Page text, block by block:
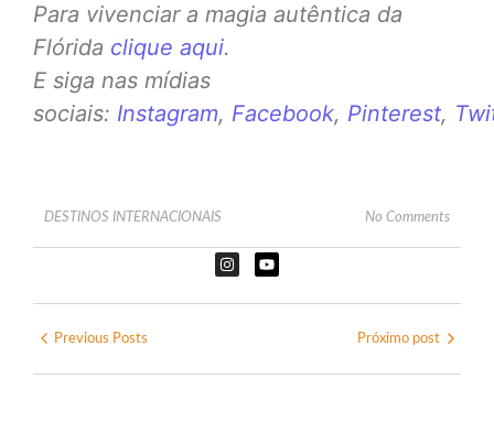
Para vivenciar a magia autêntica da
Flórida clique aqui.
E siga nas mídias
sociais: Instagram, Facebook, Pinterest,
DESTINOS INTERNACIONAIS No Comments
Previous Posts Próximo post